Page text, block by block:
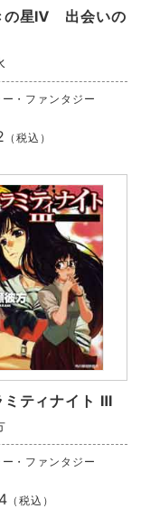
の星Ⅳ 出会いの
・ファンタジー
（税込）
ミティナイト Ⅲ
・ファンタジー
（税込）